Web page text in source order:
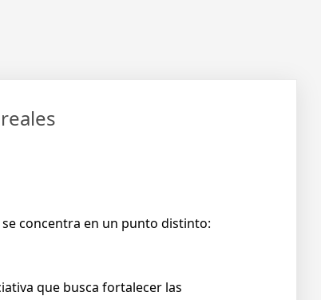
concentra en un punto distinto:
que busca fortalecer las